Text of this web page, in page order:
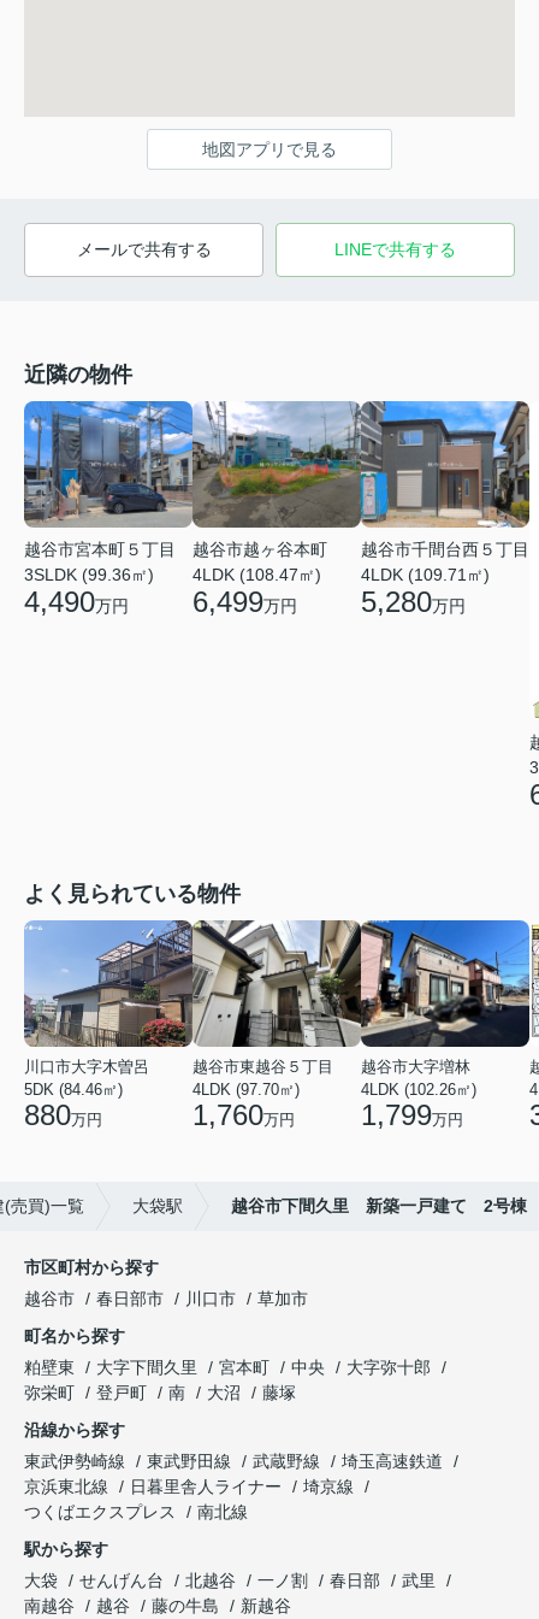
地図アプリで見る
メールで共有する LINEで共有する
近隣の物件
越谷市宮本町５丁目
3SLDK (99.36㎡)
4,490万円
越谷市越ヶ谷本町
4LDK (108.47㎡)
6,499万円
越谷市千間台西５丁目
4LDK (109.71㎡)
5,280万円
よく見られている物件
川口市大字木曽呂
5DK (84.46㎡)
880万円
越谷市東越谷５丁目
4LDK (97.70㎡)
1,760万円
越谷市大字増林
4LDK (102.26㎡)
1,799万円
(売買)一覧 大袋駅 越谷市下間久里 新築一戸建て 2号棟
市区町村から探す
越谷市
春日部市 川口市
草加市
町名から探す
粕壁東
大字下間久里 宮本町 中央
大字弥十郎
弥栄町
登戸町 南 大沼
藤塚
沿線から探す
東武伊勢崎線
東武野田線 武蔵野線
埼玉高速鉄道
京浜東北線
日暮里舎人ライナー
埼京線
つくばエクスプレス
南北線
駅から探す
大袋
せんげん台 北越谷 一ノ割 春日部
武里
南越谷
越谷 藤の牛島 新越谷